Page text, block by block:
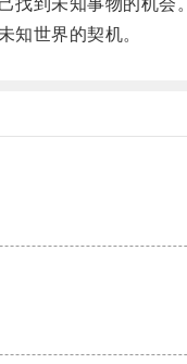
到未知事物的机会。
世界的契机。